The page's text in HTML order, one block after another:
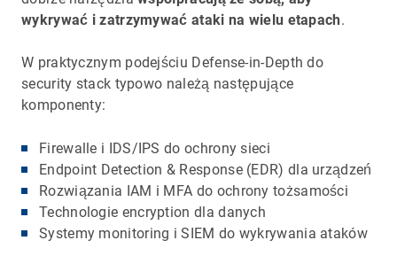
wykrywać i zatrzymywać ataki na wielu etapach.
W praktycznym podejściu Defense-in-Depth do
security stack typowo należą następujące
komponenty:
Firewalle i IDS/IPS do ochrony sieci
Endpoint Detection & Response (EDR) dla urządzeń
Rozwiązania IAM i MFA do ochrony tożsamości
Technologie encryption dla danych
Systemy monitoring i SIEM do wykrywania ataków